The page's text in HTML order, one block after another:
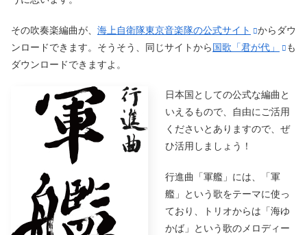
その吹奏楽編曲が、 海上自衛隊東京音楽隊の公式サイト
からダウ
ンロードできます。そうそう、同じサイトから 国歌「君が代」
も
ダウンロードできますよ。
日本国としての公式な編曲と
いえるもので、自由にご活用
くださいとありますので、ぜ
ひ活用しましょう！
行進曲「軍艦」には、「軍
艦」という歌をテーマに使っ
ており、トリオからは「海ゆ
かば」という歌のメロディー